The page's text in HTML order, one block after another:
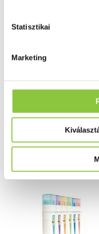
Statisztikai
Marketing
A kockázatokról és
Bővebben ...
Valós gyógyszertári háttér
Ezek is érdekelhetik